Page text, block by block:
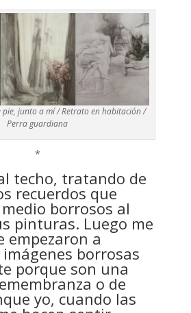
pie, junto a mí / Retrato en habitación /
Perra guardiana
*
techo, tratando de
recuerdos que
borrosos al
pinturas. Luego me
empezaron a
borrosas
porque son una
o de
yo, cuando las